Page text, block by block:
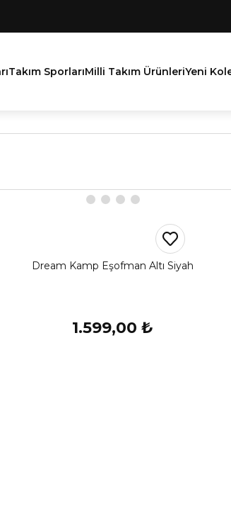
Takım SporlarıMilli Takım ÜrünleriYeni
Dream Kamp Eşofman Altı Siyah
1.599,00 ₺